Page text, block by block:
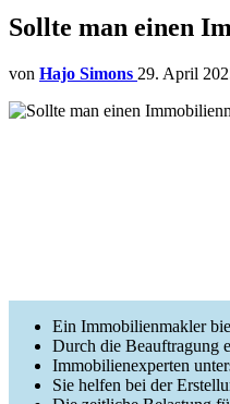
Sollte man einen
von Hajo Simons 29. April
Ein Immobilienmakler
Durch die Beauftragung
Immobilienexperten
Sie helfen bei der